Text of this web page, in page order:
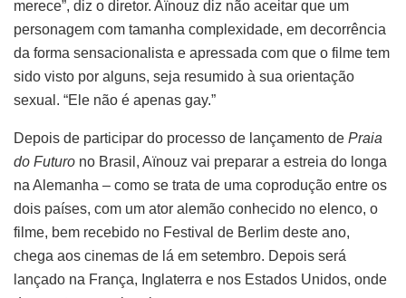
merece”, diz o diretor. Aïnouz diz não aceitar que um
personagem com tamanha complexidade, em decorrência
da forma sensacionalista e apressada com que o filme tem
sido visto por alguns, seja resumido à sua orientação
sexual. “Ele não é apenas gay.”
Depois de participar do processo de lançamento de Praia
do Futuro no Brasil, Aïnouz vai preparar a estreia do longa
na Alemanha – como se trata de uma coprodução entre os
dois países, com um ator alemão conhecido no elenco, o
filme, bem recebido no Festival de Berlim deste ano,
chega aos cinemas de lá em setembro. Depois será
lançado na França, Inglaterra e nos Estados Unidos, onde